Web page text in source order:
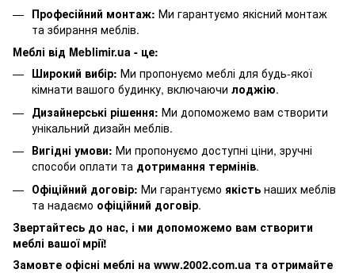
Професійний монтаж: Ми гарантуємо якісний монтаж
та збирання меблів.
Меблі від Meblimir.ua - це:
Широкий вибір: Ми пропонуємо меблі для будь-якої
кімнати вашого будинку, включаючи лоджію.
Дизайнерські рішення: Ми допоможемо вам створити
унікальний дизайн меблів.
Вигідні умови: Ми пропонуємо доступні ціни, зручні
способи оплати та дотримання термінів.
Офіційний договір: Ми гарантуємо якість наших меблів
та надаємо офіційний договір.
Звертайтесь до нас, і ми допоможемо вам створити
меблі вашої мрії!
Замовте офісні меблі на www.2002.com.ua та отримайте